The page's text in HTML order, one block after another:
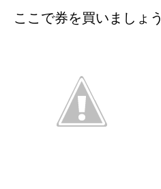
ここで券を買いましょう